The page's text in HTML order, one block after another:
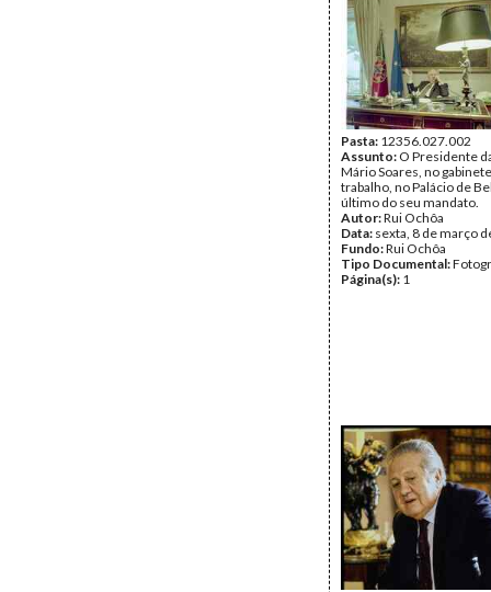
Pasta: 12356.027.002
Assunto: O Presidente
Mário Soares, no
trabalho, no Palácio de
último do seu mandato.
Autor:Rui Ochôa
Data: sexta, 8 de março
Fundo:Rui Ochôa
Tipo Documental:
Página(s): 1